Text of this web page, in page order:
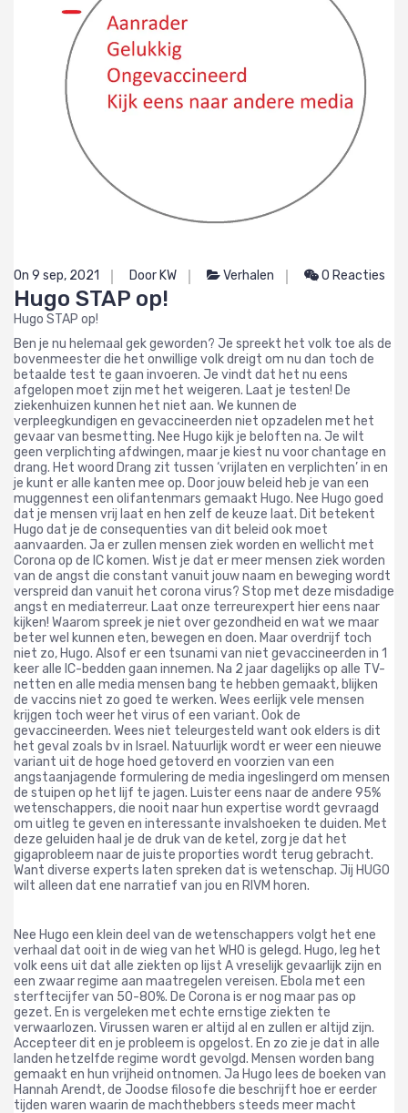
On 9 sep, 2021 Door KW Verhalen 0 Reacties
Hugo STAP op!
Hugo STAP op!
Ben je nu helemaal gek geworden? Je spreekt het volk toe als de
bovenmeester die het onwillige volk dreigt om nu dan toch de
betaalde test te gaan invoeren. Je vindt dat het nu eens
afgelopen moet zijn met het weigeren. Laat je testen! De
ziekenhuizen kunnen het niet aan. We kunnen de
verpleegkundigen en gevaccineerden niet opzadelen met het
gevaar van besmetting. Nee Hugo kijk je beloften na. Je wilt
geen verplichting afdwingen, maar je kiest nu voor chantage en
drang. Het woord Drang zit tussen ‘vrijlaten en verplichten’ in en
je kunt er alle kanten mee op. Door jouw beleid heb je van een
muggennest een olifantenmars gemaakt Hugo. Nee Hugo goed
dat je mensen vrij laat en hen zelf de keuze laat. Dit betekent
Hugo dat je de consequenties van dit beleid ook moet
aanvaarden. Ja er zullen mensen ziek worden en wellicht met
Corona op de IC komen. Wist je dat er meer mensen ziek worden
van de angst die constant vanuit jouw naam en beweging wordt
verspreid dan vanuit het corona virus? Stop met deze misdadige
angst en mediaterreur. Laat onze terreurexpert hier eens naar
kijken! Waarom spreek je niet over gezondheid en wat we maar
beter wel kunnen eten, bewegen en doen. Maar overdrijf toch
niet zo, Hugo. Alsof er een tsunami van niet gevaccineerden in 1
keer alle IC-bedden gaan innemen. Na 2 jaar dagelijks op alle TV-
netten en alle media mensen bang te hebben gemaakt, blijken
de vaccins niet zo goed te werken. Wees eerlijk vele mensen
krijgen toch weer het virus of een variant. Ook de
gevaccineerden. Wees niet teleurgesteld want ook elders is dit
het geval zoals bv in Israel. Natuurlijk wordt er weer een nieuwe
variant uit de hoge hoed getoverd en voorzien van een
angstaanjagende formulering de media ingeslingerd om mensen
de stuipen op het lijf te jagen. Luister eens naar de andere 95%
wetenschappers, die nooit naar hun expertise wordt gevraagd
om uitleg te geven en interessante invalshoeken te duiden. Met
deze geluiden haal je de druk van de ketel, zorg je dat het
gigaprobleem naar de juiste proporties wordt terug gebracht.
Want diverse experts laten spreken dat is wetenschap. Jij HUGO
wilt alleen dat ene narratief van jou en RIVM horen.
Nee Hugo een klein deel van de wetenschappers volgt het ene
verhaal dat ooit in de wieg van het WHO is gelegd. Hugo, leg het
volk eens uit dat alle ziekten op lijst A vreselijk gevaarlijk zijn en
een zwaar regime aan maatregelen vereisen. Ebola met een
sterftecijfer van 50-80%. De Corona is er nog maar pas op
gezet. En is vergeleken met echte ernstige ziekten te
verwaarlozen. Virussen waren er altijd al en zullen er altijd zijn.
Accepteer dit en je probleem is opgelost. En zo zie je dat in alle
landen hetzelfde regime wordt gevolgd. Mensen worden bang
gemaakt en hun vrijheid ontnomen. Ja Hugo lees de boeken van
Hannah Arendt, de Joodse filosofe die beschrijft hoe er eerder
tijden waren waarin de machthebbers steeds meer macht